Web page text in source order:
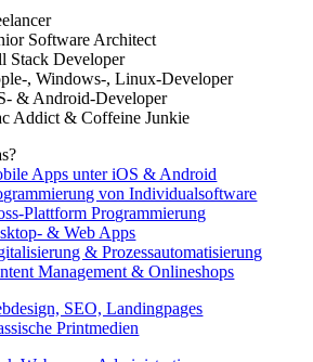
Software Architect
Stack Developer
, Windows-, Linux-Developer
& Android-Developer
Addict & Coffeine Junkie
Apps unter iOS & Android
von Individualsoftware
Plattform Programmierung
& Web Apps
& Prozessautomatisierung
Management & Onlineshops
SEO, Landingpages
Printmedien